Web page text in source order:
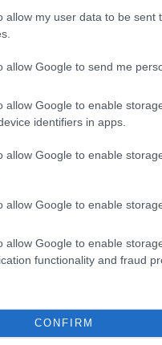
allow my user data to be sent
allow Google to send me
allow Google to enable
identifiers in apps.
allow Google to enable
allow Google to enable
allow Google to enable
functionality and fraud
CONFIRM
mobilitás
az útról,
a magas
szerint az
nehezebben jutott
kirándulások költsége
.
maradnak meg az